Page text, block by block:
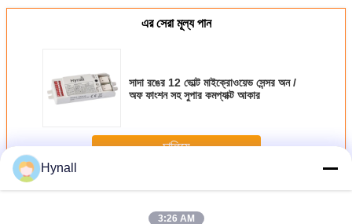
এর সেরা মূল্য পান
সাদা রঙের 12 ভোল্ট মাইক্রোওয়েভ সেন্সর অন /
অফ ফাংশন সহ সুপার কমপ্যাক্ট আকার
চালিয়ে
অধিক১২ ভোল্ট মাইক্রোওয়েভ সেন্সর
Hynall
3:26 AM